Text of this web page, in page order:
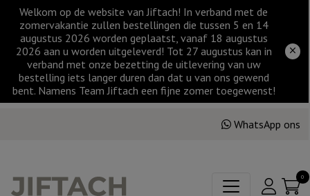
Welkom op de website van Jiftach! In verband met de
zomervakantie zullen bestellingen die tussen 5 en 14
augustus 2026 worden geplaatst, vanaf 18 augustus
2026 aan u worden uitgeleverd! Tot 27 augustus kan in
verband met onze bezetting de uitlevering van uw
bestelling iets langer duren dan dat u van ons gewend
bent. Namens Team Jiftach een fijne zomer toegewenst!
WhatsApp ons
0